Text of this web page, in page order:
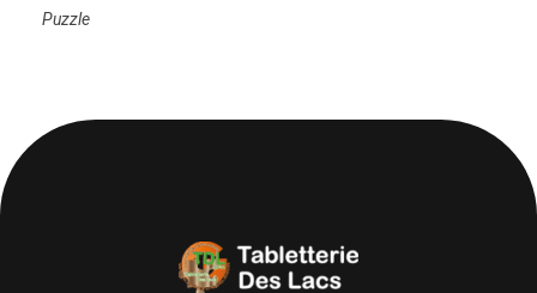
Puzzle